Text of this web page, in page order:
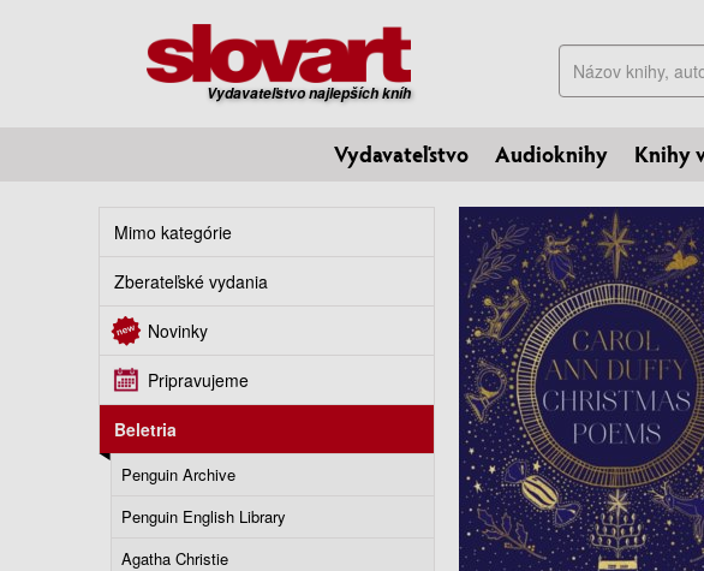
Vydavateľstvo najlepších kníh
Hľadať
Vydavateľstvo Audioknihy Knihy
Mimo kategórie
Zberateľské vydania
Novinky
Pripravujeme
Beletria
Penguin Archive
Penguin English Library
Agatha Christie